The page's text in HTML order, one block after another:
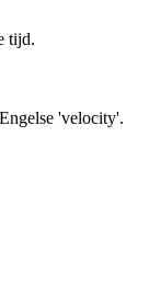
tijd.
'velocity'.